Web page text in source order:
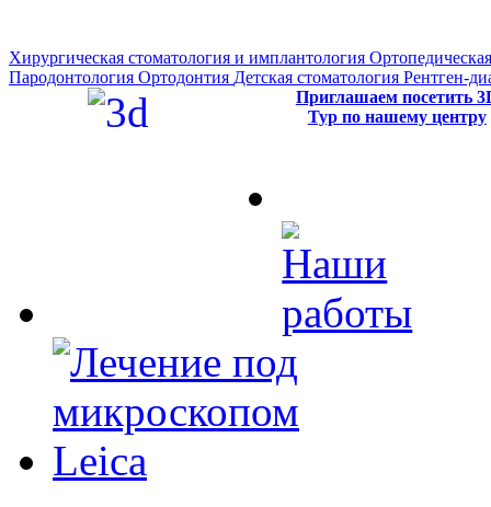
Хирургическая стоматология и имплантология
Пародонтология Ортодонтия Детская стоматология Рентген-
Приглашаем посетить
Тур по нашему центру